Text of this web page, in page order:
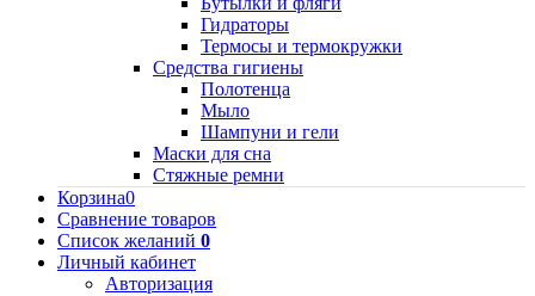
Гидраторы
Термосы и термокружки
Средства гигиены
Полотенца
Мыло
Шампуни и гели
Маски для сна
Стяжные ремни
Корзина0
Сравнение товаров
Список желаний 0
Личный кабинет
Авторизация